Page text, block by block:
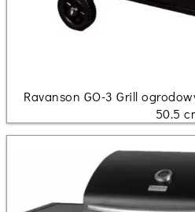
Ravanson GO-3 Grill
50.5